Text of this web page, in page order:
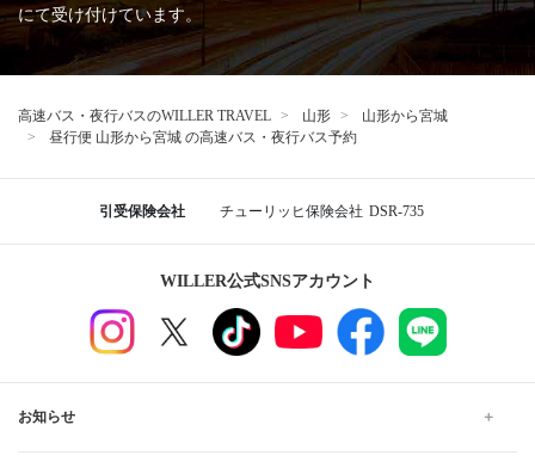
にて受け付けています。
高速バス・夜行バスのWILLER TRAVEL 山形
山形から宮城
昼行便 山形から宮城 の高速バス・夜行バス予約
引受保険会社 チューリッヒ保険会社 DSR-735
WILLER公式SNSアカウント
お知らせ